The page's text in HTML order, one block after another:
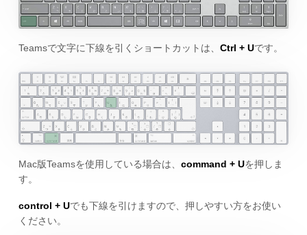
Teamsで文字に下線を引くショートカットは、 Ctrl + Uです。
Mac版Teamsを使用している場合は、 command + Uを押しま
す。
control + Uでも下線を引けますので、押しやすい方をお使い
ください。